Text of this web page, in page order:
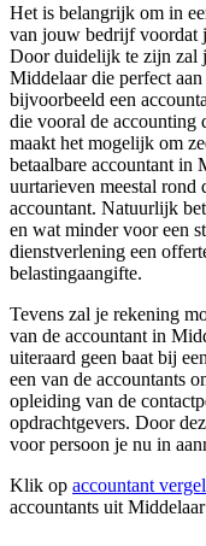
Het is belangrijk om in
van jouw bedrijf voordat
Door duidelijk te zijn zal
Middelaar die perfect
bijvoorbeeld een
die vooral de accounting
maakt het mogelijk om
betaalbare accountant in
uurtarieven meestal rond
accountant. Natuurlijk
en wat minder voor een
dienstverlening een
belastingaangifte.
Tevens zal je rekening
van de accountant in
uiteraard geen baat bij
een van de accountants
opleiding van de
opdrachtgevers. Door
voor persoon je nu in
Klik op accountant
accountants uit